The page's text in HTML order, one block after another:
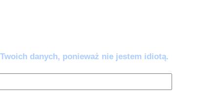
danych, ponieważ nie jestem idiotą.